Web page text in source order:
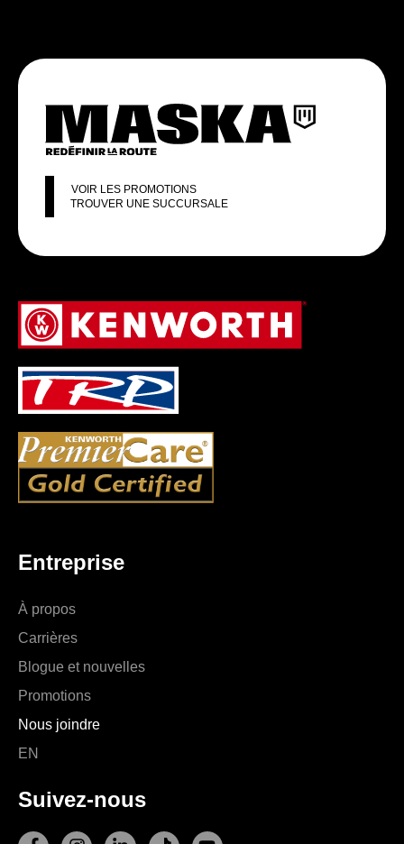
VOIR LES PROMOTIONS
TROUVER UNE SUCCURSALE
Entreprise
À propos
Carrières
Blogue et nouvelles
Promotions
Nous joindre
EN
Suivez-nous
F I L T Y